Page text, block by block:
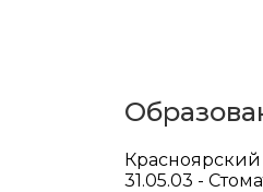
31.05.03 -